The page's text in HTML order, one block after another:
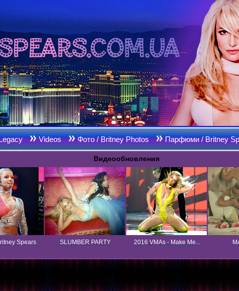
Videos Фото / Britney Photos Парфюми / Britney
Видеообновления
Spears SLUMBER PARTY 2016 VMAs - Make Me...